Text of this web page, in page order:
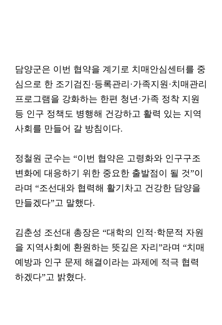
담양군은 이번 협약을 계기로 치매안심센터를 중
심으로 한 조기검진·등록관리·가족지원·치매관리
프로그램을 강화하는 한편 청년·가족 정착 지원
등 인구 정책도 병행해 건강하고 활력 있는 지역
사회를 만들어 갈 방침이다.
정철원 군수는 “이번 협약은 고령화와 인구구조
변화에 대응하기 위한 중요한 출발점이 될 것”이
라며 “조선대와 협력해 활기차고 건강한 담양을
만들겠다”고 말했다.
김춘성 조선대 총장은 “대학의 인적·학문적 자원
을 지역사회에 환원하는 뜻깊은 자리”라며 “치매
예방과 인구 문제 해결이라는 과제에 적극 협력
하겠다”고 밝혔다.